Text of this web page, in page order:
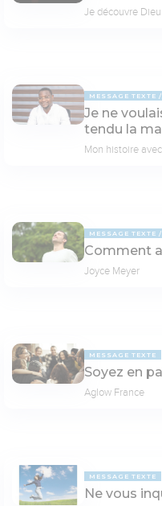
Je découvre Dieu
MESSAGE TEXTE
Je ne
tendu la
Mon histoire
MESSAGE TEXTE
Comment
Joyce Meyer
MESSAGE TEXTE
Soyez en
Aglow France
MESSAGE TEXTE
Ne vous